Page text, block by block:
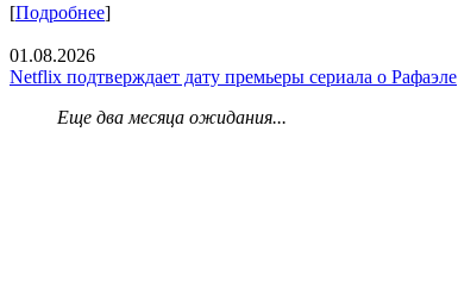
[Подробнее]
01.08.2026
Netflix подтверждает дату премьеры сериала о Рафаэле
Еще два месяца ожидания...